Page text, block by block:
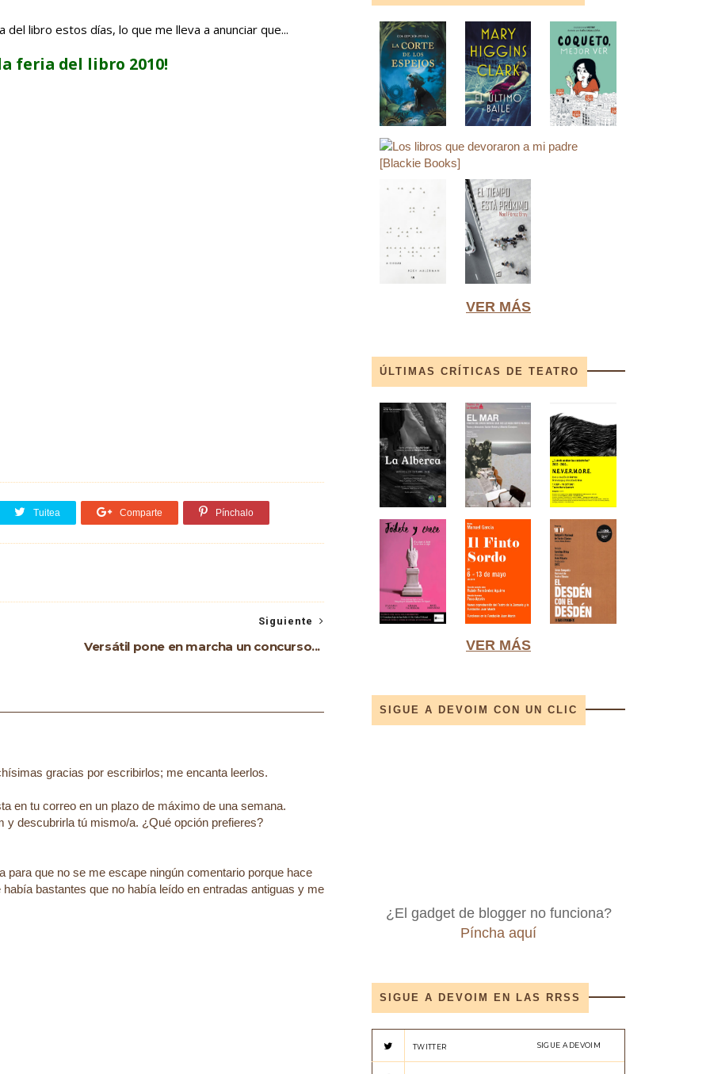
libro estos días, lo que me lleva a anunciar que...
feria del libro 2010!
Tuitea Comparte Pínchalo
Siguiente
Versátil pone en marcha un concurso...
gracias por escribirlos; me encanta leerlos.
en tu correo en un plazo de máximo de una semana.
y descubrirla tú mismo/a. ¿Qué opción prefieres?
que no se me escape ningún comentario porque hace
bastantes que no había leído en entradas antiguas y me
VER MÁS
ÚLTIMAS CRÍTICAS DE TEATRO
VER MÁS
SIGUE A DEVOIM CON UN CLIC
¿El gadget de blogger no funciona?
Píncha aquí
SIGUE A DEVOIM EN LAS RRSS
TWITTER SIGUE A DEVOIM